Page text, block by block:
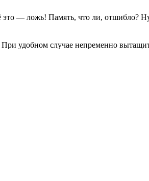
— ложь! Память, что ли, отшибло?
При удобном случае непременно